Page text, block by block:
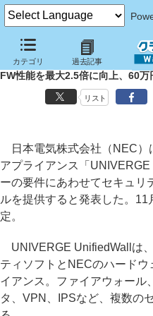
カテゴリ 過去記事
NEC、チェック・ポイント製ソ
FW性能を最大2.5倍に向上、60
リスト
日本電気株式会社（NEC）
アプライアンス「
ーの要件にあわせてセキュリ
ルを提供すると発表した。
定。
UNIVERGE UnifiedWallは
ティソフトとNECのハード
イアンス。ファイアウォール
タ、VPN、IPSなど、複数の